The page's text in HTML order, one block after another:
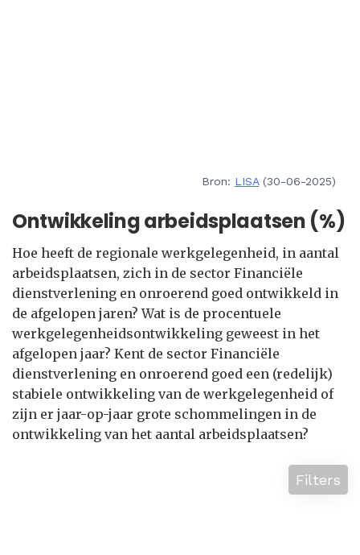
Bron: LISA(30-06-2025)
Ontwikkeling arbeidsplaatsen (%)
Hoe heeft de regionale werkgelegenheid, in aantal
arbeidsplaatsen, zich in de sector Financiële
dienstverlening en onroerend goed ontwikkeld in
de afgelopen jaren? Wat is de procentuele
werkgelegenheidsontwikkeling geweest in het
afgelopen jaar? Kent de sector Financiële
dienstverlening en onroerend goed een (redelijk)
stabiele ontwikkeling van de werkgelegenheid of
zijn er jaar-op-jaar grote schommelingen in de
ontwikkeling van het aantal arbeidsplaatsen?
Filters